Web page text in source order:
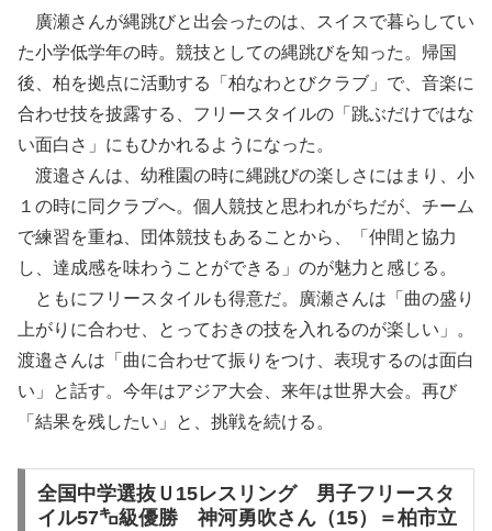
廣瀬さんが縄跳びと出会ったのは、スイスで暮らしてい
た小学低学年の時。競技としての縄跳びを知った。帰国
後、柏を拠点に活動する「柏なわとびクラブ」で、音楽に
合わせ技を披露する、フリースタイルの「跳ぶだけではな
い面白さ」にもひかれるようになった。
渡邉さんは、幼稚園の時に縄跳びの楽しさにはまり、小
１の時に同クラブへ。個人競技と思われがちだが、チーム
で練習を重ね、団体競技もあることから、「仲間と協力
し、達成感を味わうことができる」のが魅力と感じる。
ともにフリースタイルも得意だ。廣瀬さんは「曲の盛り
上がりに合わせ、とっておきの技を入れるのが楽しい」。
渡邉さんは「曲に合わせて振りをつけ、表現するのは面白
い」と話す。今年はアジア大会、来年は世界大会。再び
「結果を残したい」と、挑戦を続ける。
全国中学選抜Ｕ15レスリング 男子フリースタ
イル57㌔級優勝 神河勇吹さん（15）＝柏市立